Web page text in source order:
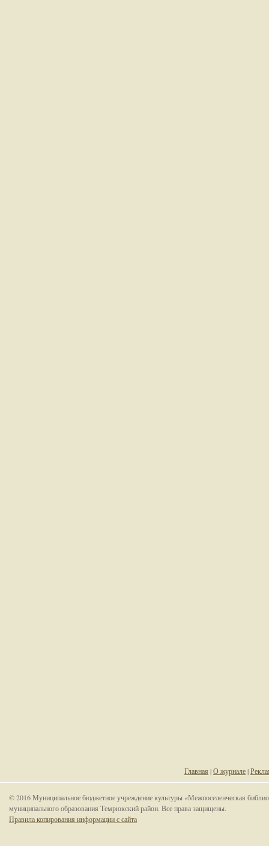
Главная |О журнале|
© 2016 Муниципальное бюджетное учреждение культуры «Межпоселенческая
муниципального образования Темрюкский район. Все права защищены.
Правила копирования информации с сайта